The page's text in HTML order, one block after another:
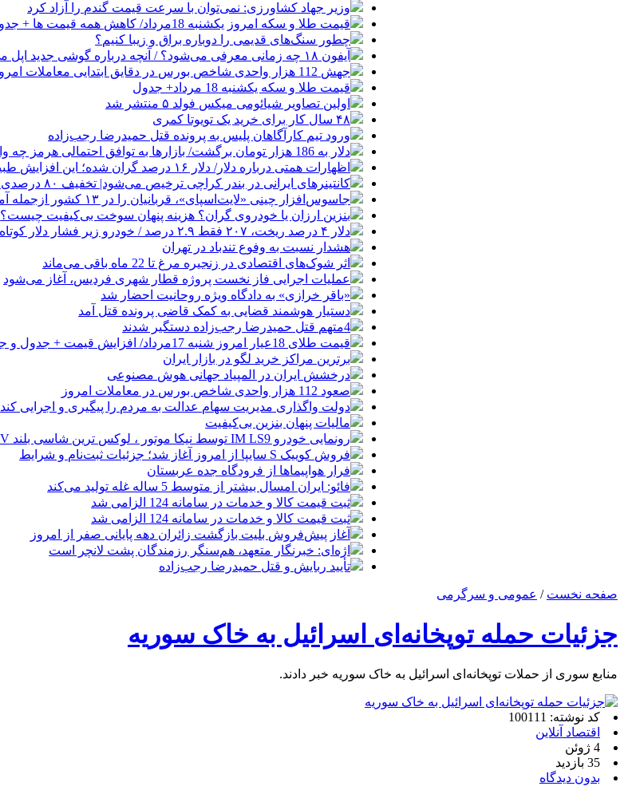
وزیر جهاد کشاورزی: نمی‌توان با سرعت قیمت گندم را آزاد کرد
قیمت طلا و سکه امروز یکشنبه 18مرداد/ کاهش همه قیمت ها + جدول
چطور سنگ‌های قدیمی را دوباره براق و زیبا کنیم؟
آیفون ۱۸ چه زمانی معرفی می‌شود؟ / آنچه درباره گوشی جدید اپل می‌دانیم
جهش 112 هزار واحدی شاخص بورس در دقایق ابتدایی معاملات امروز
قیمت طلا و سکه یکشنبه 18 مرداد+ جدول
اولین تصاویر شیائومی میکس فولد ۵ منتشر شد
۴۸ سال کار برای خرید یک تویوتا کمری
ورود تیم کارآگاهان پلیس به پرونده قتل حمیدرضا رجب‌زاده
دلار به 186 هزار تومان برگشت/ بازارها به توافق احتمالی هرمز چه واکنشی نشان دادند؟
اظهارات همتی درباره دلار/ دلار ۱۶ درصد گران شده؛ این افزایش طبیعی است
کانتینرهای ایرانی در بندر کراچی ترخیص می‌شود| تخفیف ۸۰ درصدی برای هزینه‌های انبارداری
جاسوس‌افزار چینی «لایت‌اسپای»، قربانیان را در ۱۳ کشور ازجمله آمریکا هدف گرفت
بنزین ارزان یا خودروی گران؟ هزینه پنهان سوخت بی‌کیفیت چیست؟
دلار ۴ درصد ریخت، ۲۰۷ فقط ۲.۹ درصد / خودرو زیر فشار دلار کوتاه می‌آید؟
هشدار نسبت به وفوع تندباد در تهران
اثر شوک‌های اقتصادی در زنجیره مرغ تا 22 ماه باقی می‌ماند
عملیات اجرایی فاز نخست پروژه قطار شهری فردیس، آغاز می‌شود
«باقر خرازی» به دادگاه ویژه روحانیت احضار شد
دستیار هوشمند قضایی به کمک قاضی پرونده قتل آمد
4متهم قتل حمیدرضا رجب‌زاده دستگیر شدند
قیمت طلای 18عیار امروز شنبه 17مرداد/ افزایش قیمت + جدول و جزئیات
برترین مراکز خرید لگو در بازار ایران
درخشش ایران در المپیاد جهانی هوش مصنوعی
صعود 112 هزار واحدی شاخص بورس در معاملات امروز
دولت واگذاری مدیریت سهام عدالت به مردم را پیگیری و اجرایی کند
مالیات پنهان بنزین بی‌کیفیت
رونمایی خودرو IM LS9 توسط نیکا موتور ، لوکس ترین شاسی بلند EREV در ایران
فروش کوییک S سایپا از امروز آغاز شد؛ جزئیات ثبت‌نام و شرایط
فرار هواپیماها از فرودگاه جده عربستان
فائو: ایران امسال بیشتر از متوسط 5 ساله غله تولید می‌کند
ثبت قیمت کالا و خدمات در سامانه 124 الزامی شد
ثبت قیمت کالا و خدمات در سامانه 124 الزامی شد
آغاز پیش‌فروش بلیت بازگشت زائران دهه پایانی صفر از امروز
اژه‌ای: خبرنگار متعهد، هم‌سنگر رزمندگان پشت لانچر است
تأیید ربایش و قتل حمیدرضا رجب‌زاده
صفحه نخست / عمومی و سرگرمی
جزئیات حمله توپخانه‌ای اسرائیل به خاک سوریه
منابع سوری از حملات توپخانه‌ای اسرائیل به خاک سوریه خبر دادند.
کد نوشته: 100111
اقتصاد آنلاین
4 ژوئن
35 بازدید
بدون دیدگاه